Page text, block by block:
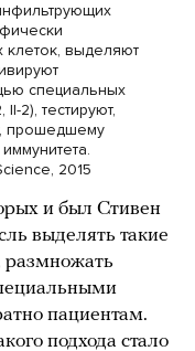
выделяют
специальных
2), тестируют,
прошедшему
2015
и был Стивен
выделять такие
размножать
пациентам.
подхода стало